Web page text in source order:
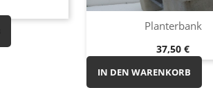
Vorschau
Planterbank
Preis
37,50 €
IN DEN WARENKORB